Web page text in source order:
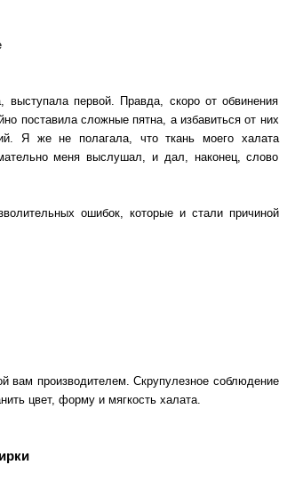
первой. Правда, скоро от обвинения
поставила сложные пятна, а избавиться от них
Я же не полагала, что ткань моего халата
меня выслушал, и дал, наконец, слово
ошибок, которые и стали причиной
вам производителем. Скрупулезное соблюдение
цвет, форму и мягкость халата.